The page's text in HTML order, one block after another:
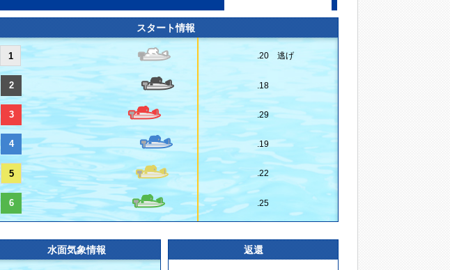
スタート情報
1 .20 逃げ
2 .18
3 .29
4 .19
5 .22
6 .25
水面気象情報 返還